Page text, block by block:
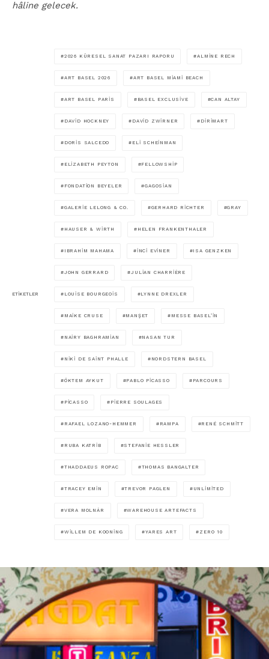
hâline gelecek.
ETIKETLER
2026 KÜRESEL SANAT PAZARI RAPORU ALMINE RECH
ART BASEL 2026 ART BASEL MIAMI BEACH
ART BASEL PARIS BASEL EXCLUSIVE CAN ALTAY
DAVID HOCKNEY DAVID ZWIRNER DIRIMART
DORIS SALCEDO ELI SCHEINMAN
ELIZABETH PEYTON FELLOWSHIP
FONDATION BEYELER GAGOSIAN
GALERIE LELONG & CO. GERHARD RICHTER GRAY
HAUSER & WIRTH HELEN FRANKENTHALER
IBRAHIM MAHAMA İNCI EVINER ISA GENZKEN
JOHN GERRARD JULIAN CHARRIÈRE
LOUISE BOURGEOIS LYNNE DREXLER
MAIKE CRUSE MANŞET MESSE BASEL’IN
NAIRY BAGHRAMIAN NASAN TUR
NIKI DE SAINT PHALLE NORDSTERN BASEL
ÖKTEM AYKUT PABLO PICASSO PARCOURS
PICASSO PIERRE SOULAGES
RAFAEL LOZANO-HEMMER RAMPA RENÉ SCHMITT
RUBA KATRIB STEFANIE HESSLER
THADDAEUS ROPAC THOMAS BANGALTER
TRACEY EMIN TREVOR PAGLEN UNLIMITED
VERA MOLNÁR WAREHOUSE ARTEFACTS
WILLEM DE KOONING YARES ART ZERO 10